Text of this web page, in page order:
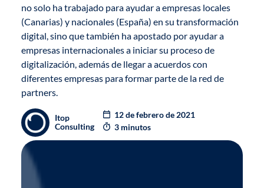
no solo ha trabajado para ayudar a empresas locales
(Canarias) y nacionales (España) en su transformación
digital, sino que también ha apostado por ayudar a
empresas internacionales a iniciar su proceso de
digitalización, además de llegar a acuerdos con
diferentes empresas para formar parte de la red de
partners.
Itop
Consulting
12 de febrero de 2021
3 minutos